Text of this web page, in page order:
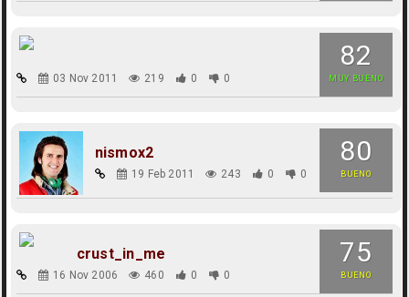
82
MUY BUENO
03 Nov 2011 219 0 0
80
BUENO
nismox2
19 Feb 2011 243 0 0
75
BUENO
crust_in_me
16 Nov 2006 460 0 0